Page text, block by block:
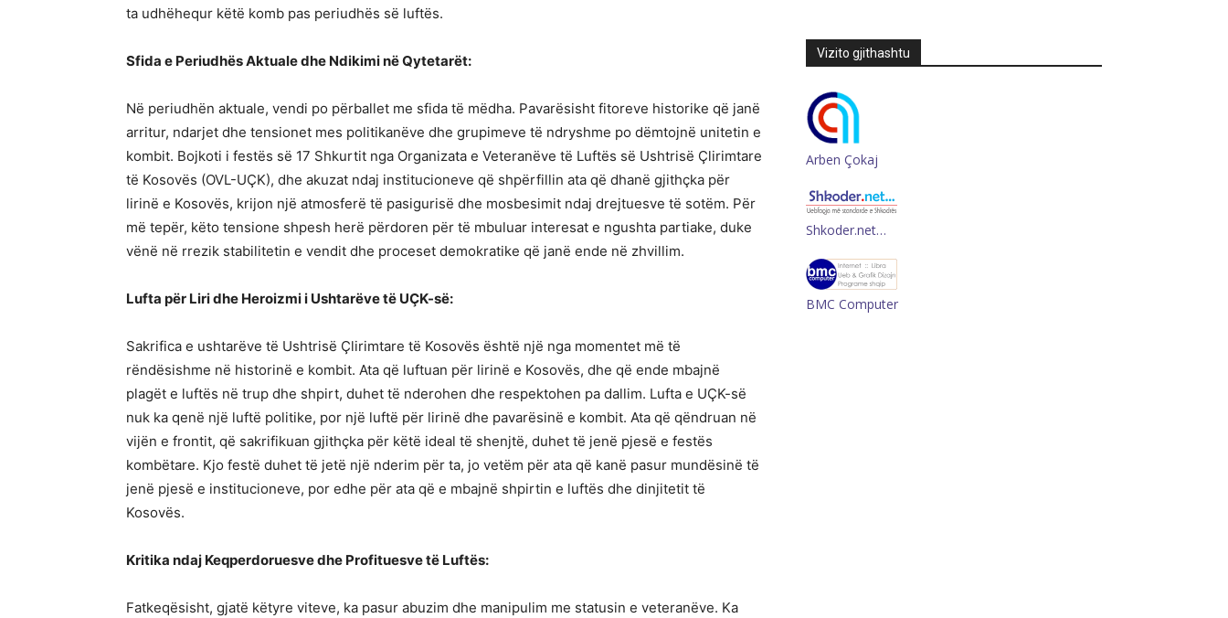
ta udhëhequr këtë komb pas periudhës së luftës.
Sfida e Periudhës Aktuale dhe Ndikimi në Qytetarët:
Në periudhën aktuale, vendi po përballet me sfida të mëdha. Pavarësisht fitoreve historike që janë
arritur, ndarjet dhe tensionet mes politikanëve dhe grupimeve të ndryshme po dëmtojnë unitetin e
kombit. Bojkoti i festës së 17 Shkurtit nga Organizata e Veteranëve të Luftës së Ushtrisë Çlirimtare
të Kosovës (OVL-UÇK), dhe akuzat ndaj institucioneve që shpërfillin ata që dhanë gjithçka për
lirinë e Kosovës, krijon një atmosferë të pasigurisë dhe mosbesimit ndaj drejtuesve të sotëm. Për
më tepër, këto tensione shpesh herë përdoren për të mbuluar interesat e ngushta partiake, duke
vënë në rrezik stabilitetin e vendit dhe proceset demokratike që janë ende në zhvillim.
Lufta për Liri dhe Heroizmi i Ushtarëve të UÇK-së:
Sakrifica e ushtarëve të Ushtrisë Çlirimtare të Kosovës është një nga momentet më të
rëndësishme në historinë e kombit. Ata që luftuan për lirinë e Kosovës, dhe që ende mbajnë
plagët e luftës në trup dhe shpirt, duhet të nderohen dhe respektohen pa dallim. Lufta e UÇK-së
nuk ka qenë një luftë politike, por një luftë për lirinë dhe pavarësinë e kombit. Ata që qëndruan në
vijën e frontit, që sakrifikuan gjithçka për këtë ideal të shenjtë, duhet të jenë pjesë e festës
kombëtare. Kjo festë duhet të jetë një nderim për ta, jo vetëm për ata që kanë pasur mundësinë të
jenë pjesë e institucioneve, por edhe për ata që e mbajnë shpirtin e luftës dhe dinjitetit të
Kosovës.
Kritika ndaj Keqperdoruesve dhe Profituesve të Luftës:
Fatkeqësisht, gjatë këtyre viteve, ka pasur abuzim dhe manipulim me statusin e veteranëve. Ka
Vizito gjithashtu
Arben Çokaj
Shkoder.net…
BMC Computer